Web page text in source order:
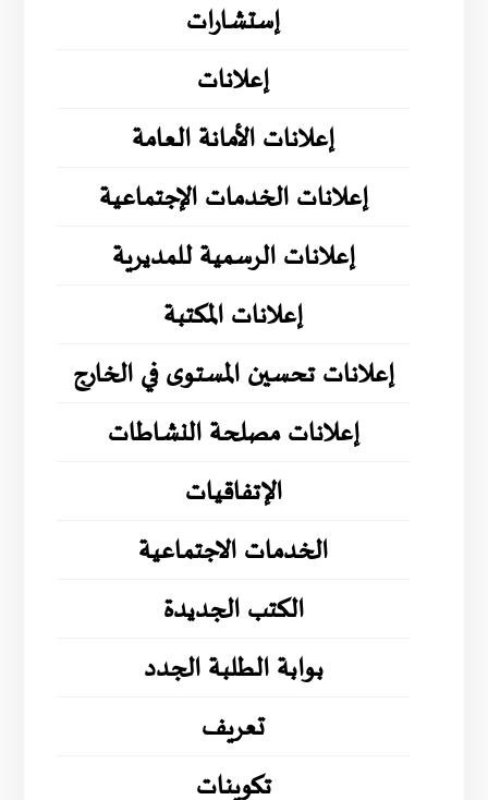
إستشارات
إعلانات
إعلانات الأمانة العامة
إعلانات الخدمات الإجتماعية
إعلانات الرسمية للمديرية
إعلانات المكتبة
إعلانات تحسين المستوى في الخارج
إعلانات مصلحة النشاطات
الإتفاقيات
الخدمات الاجتماعية
الكتب الجديدة
بوابة الطلبة الجدد
تعريف
تكوينات